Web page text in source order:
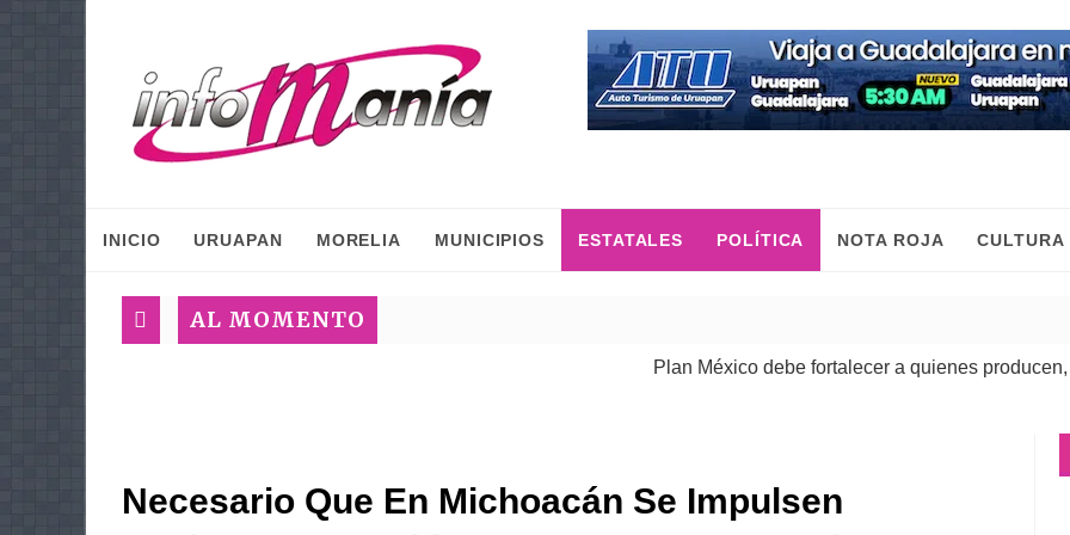
INICIO URUAPAN MORELIA MUNICIPIOS ESTATALES POLÍTICA NOTA ROJA CULTURA
AL MOMENTO
Plan México debe fortalecer a quienes producen,
Necesario Que En Michoacán Se Impulsen